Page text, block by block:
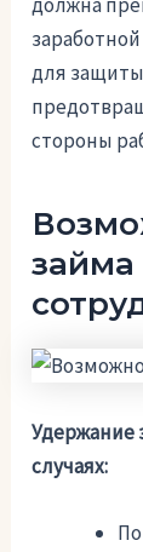
должна
для
стороны
займа
Удержание
случаях: